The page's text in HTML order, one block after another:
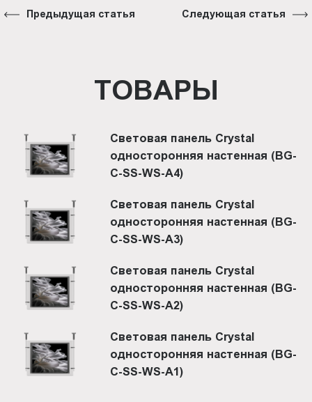
Предыдущая статья Следующая статья
ТОВАРЫ
Световая панель Crystal
односторонняя настенная (BG-
C-SS-WS-A4)
Световая панель Crystal
односторонняя настенная (BG-
C-SS-WS-A3)
Световая панель Crystal
односторонняя настенная (BG-
C-SS-WS-A2)
Световая панель Crystal
односторонняя настенная (BG-
C-SS-WS-A1)